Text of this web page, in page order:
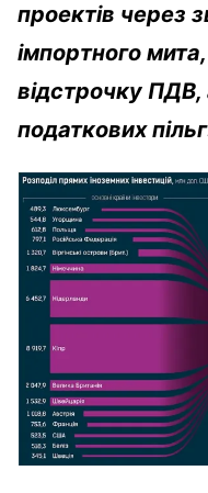
проектів через
імпортного
відстрочку
податкових пільг